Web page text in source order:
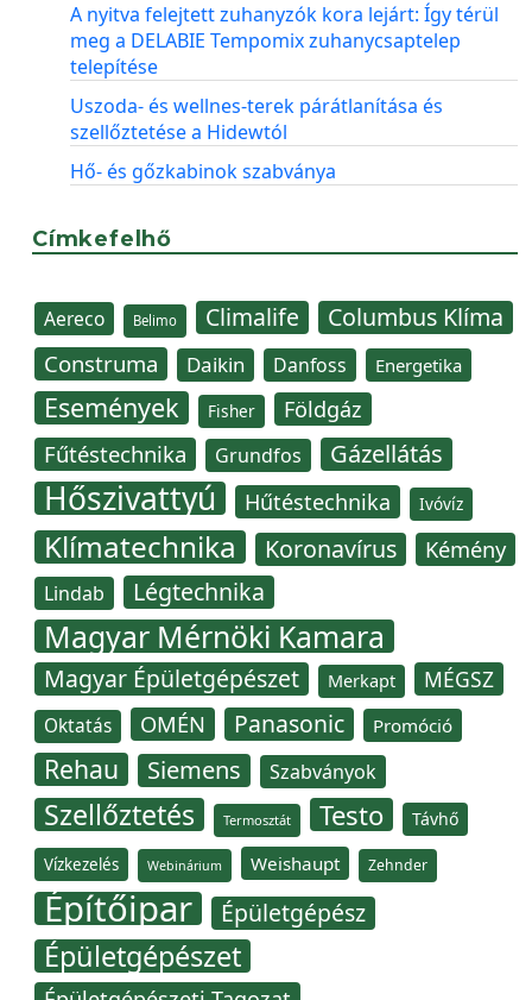
A nyitva felejtett zuhanyzók kora lejárt: Így térül
meg a DELABIE Tempomix zuhanycsaptelep
telepítése
Uszoda- és wellnes-terek párátlanítása és
szellőztetése a Hidewtól
Hő- és gőzkabinok szabványa
Címkefelhő
Aereco Belimo Climalife Columbus Klíma
Construma Daikin Danfoss Energetika
Események Fisher Földgáz
Fűtéstechnika Grundfos Gázellátás
Hőszivattyú Hűtéstechnika Ivóvíz
Klímatechnika Koronavírus Kémény
Lindab Légtechnika
Magyar Mérnöki Kamara
Magyar Épületgépészet Merkapt MÉGSZ
Oktatás OMÉN Panasonic Promóció
Rehau Siemens Szabványok
Szellőztetés Termosztát Testo Távhő
Vízkezelés Webinárium Weishaupt Zehnder
Építőipar Épületgépész
Épületgépészet